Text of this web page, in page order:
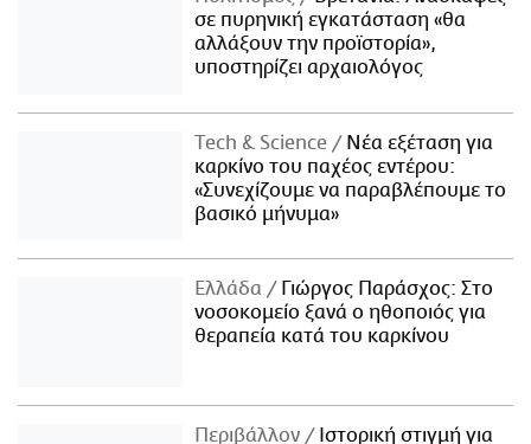
σε πυρηνική εγκατάσταση «θα
αλλάξουν την προϊστορία»,
υποστηρίζει αρχαιολόγος
Τech & Science
Νέα εξέταση για
καρκίνο του παχέος εντέρου:
«Συνεχίζουμε να παραβλέπουμε το
βασικό μήνυμα»
Ελλάδα
Γιώργος Παράσχος: Στο
νοσοκομείο ξανά ο ηθοποιός για
θεραπεία κατά του καρκίνου
Περιβάλλον
Ιστορική στιγμή για